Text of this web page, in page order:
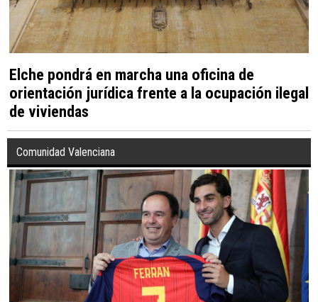
Elche pondrá en marcha una oficina de
orientación jurídica frente a la ocupación ilegal
de viviendas
Comunidad Valenciana